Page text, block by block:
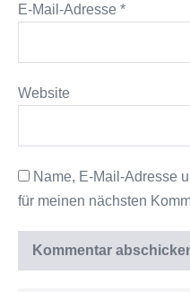
E-Mail-Adresse *
Website
Name, E-Mail-Adresse
für meinen nächsten